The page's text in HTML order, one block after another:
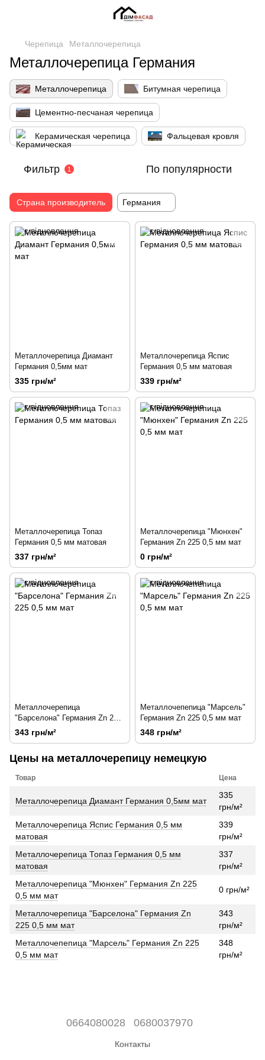
Черепица Металлочерепица
Металлочерепица Германия
Металлочерепица Битумная черепица
Цементно-песчаная черепица
Керамическая черепица Фальцевая кровля
Фильтр 1 По популярности
Страна производитель Германия
Металлочерепица Диамант
Германия 0,5мм мат
335 грн/м²
Металлочерепица Яспис
Германия 0,5 мм матовая
339 грн/м²
Металлочерепица Топаз
Германия 0,5 мм матовая
337 грн/м²
Металлочерепица "Мюнхен"
Германия Zn 225 0,5 мм мат
0 грн/м²
Металлочерепица
"Барселона" Германия Zn 225
0,5 мм мат
343 грн/м²
Металлочепепица "Марсель"
Германия Zn 225 0,5 мм мат
348 грн/м²
Цены на металлочерепицу немецкую
Товар Цена
Металлочерепица Диамант Германия 0,5мм мат
335
грн/м²
Металлочерепица Яспис Германия 0,5 мм
матовая
339
грн/м²
Металлочерепица Топаз Германия 0,5 мм
матовая
337
грн/м²
Металлочерепица "Мюнхен" Германия Zn 225
0,5 мм мат
0 грн/м²
Металлочерепица "Барселона" Германия Zn
225 0,5 мм мат
343
грн/м²
Металлочепепица "Марсель" Германия Zn 225
0,5 мм мат
348
грн/м²
0664080028 0680037970
Контакты